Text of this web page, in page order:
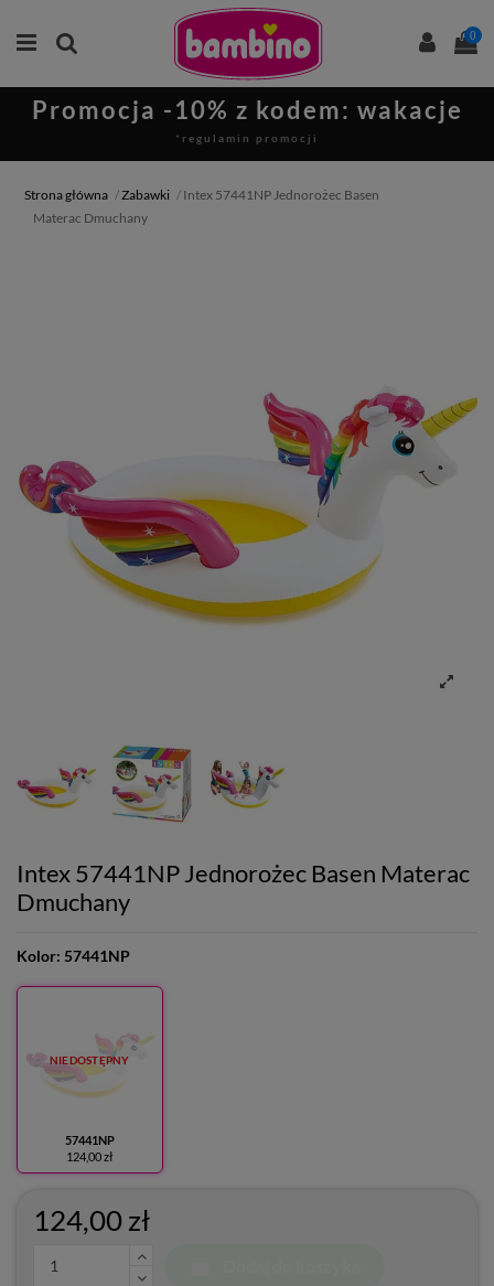
0
Promocja -10% z kodem: wakacje
*regulamin promocji
Strona główna Zabawki
Intex 57441NP Jednorożec Basen
Materac Dmuchany
Intex 57441NP Jednorożec Basen Materac
Dmuchany
Kolor: 57441NP
NIEDOSTĘPNY
57441NP
124,00 zł
124,00 zł